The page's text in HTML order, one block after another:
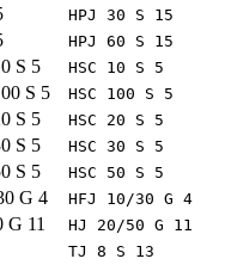
HPJ 30 S 15
HPJ 60 S 15
S 5 HSC 10 S 5
S 5 HSC 100 S 5
S 5 HSC 20 S 5
S 5 HSC 30 S 5
S 5 HSC 50 S 5
G 4 HFJ 10/30 G 4
G 11 HJ 20/50 G 11
TJ 8 S 13